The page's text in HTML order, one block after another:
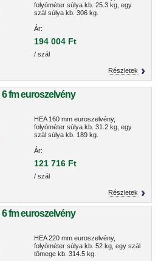
folyóméter súlya kb. 25.3 kg, egy
szál súlya kb. 306 kg.
Ár:
194 004 Ft
/ szál
Részletek
6 fm euroszelvény
HEA 160 mm euroszelvény,
folyóméter súlya kb. 31.2 kg, egy
szál súlya kb. 189 kg.
Ár:
121 716 Ft
/ szál
Részletek
6 fm euroszelvény
HEA 220 mm euroszelvény,
folyóméter súlya kb. 52 kg, egy szál
tömege kb. 314.5 kg.